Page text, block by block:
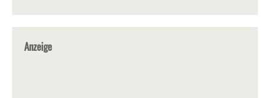
Anzeige